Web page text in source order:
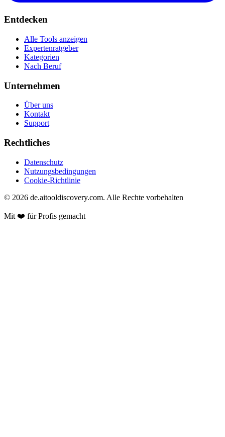
Entdecken
Alle Tools anzeigen
Expertenratgeber
Kategorien
Nach Beruf
Unternehmen
Über uns
Kontakt
Support
Rechtliches
Datenschutz
Nutzungsbedingungen
Cookie-Richtlinie
© 2026 de.aitooldiscovery.com. Alle Rechte vorbehalten
Mit ❤️ für Profis gemacht